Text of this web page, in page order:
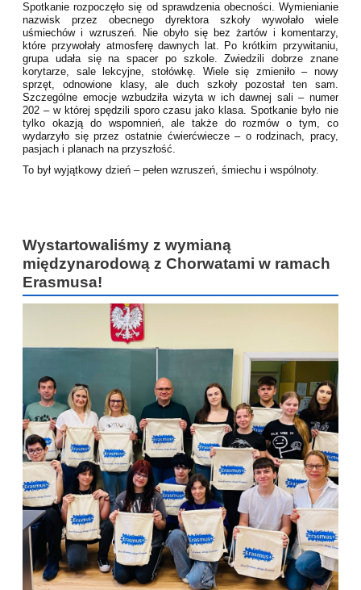
Spotkanie rozpoczęło się od sprawdzenia obecności. Wymienianie
nazwisk przez obecnego dyrektora szkoły wywołało wiele
uśmiechów i wzruszeń. Nie obyło się bez żartów i komentarzy,
które przywołały atmosferę dawnych lat. Po krótkim przywitaniu,
grupa udała się na spacer po szkole. Zwiedzili dobrze znane
korytarze, sale lekcyjne, stołówkę. Wiele się zmieniło – nowy
sprzęt, odnowione klasy, ale duch szkoły pozostał ten sam.
Szczególne emocje wzbudziła wizyta w ich dawnej sali – numer
202 – w której spędzili sporo czasu jako klasa. Spotkanie było nie
tylko okazją do wspomnień, ale także do rozmów o tym, co
wydarzyło się przez ostatnie ćwierćwiecze – o rodzinach, pracy,
pasjach i planach na przyszłość.
To był wyjątkowy dzień – pełen wzruszeń, śmiechu i wspólnoty.
Wystartowaliśmy z wymianą
międzynarodową z Chorwatami w ramach
Erasmusa!